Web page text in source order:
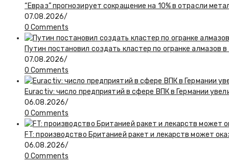
“Евраз” прогнозирует сокращение на 10% в отрасли
07.08.2026/
0 Comments
Путин постановил создать кластер по огранке алмазов
07.08.2026/
0 Comments
Euractiv: число предприятий в сфере ВПК в Германии
06.08.2026/
0 Comments
FT: производство Британией ракет и лекарств может
06.08.2026/
0 Comments